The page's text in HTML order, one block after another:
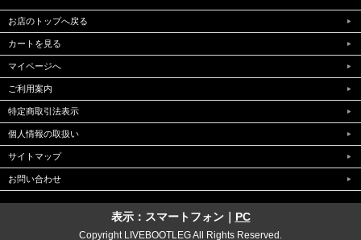
お店のトップへ戻る
カートを見る
マイページへ
ご利用案内
特定商取引法表示
個人情報の取扱い
サイトマップ
お問い合わせ
表示：スマートフォン｜ PC
Copyright LIVEBOOTLEG All Rights Reserved.